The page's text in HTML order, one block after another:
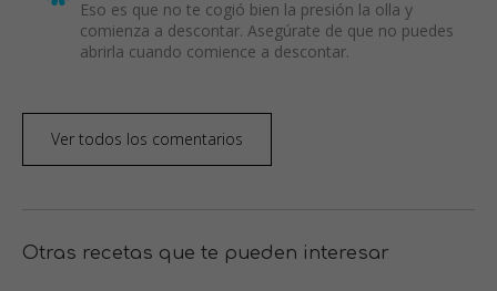
Eso es que no te cogió bien la presión la olla y
comienza a descontar. Asegúrate de que no puedes
abrirla cuando comience a descontar.
Ver todos los comentarios
Otras recetas que te pueden interesar